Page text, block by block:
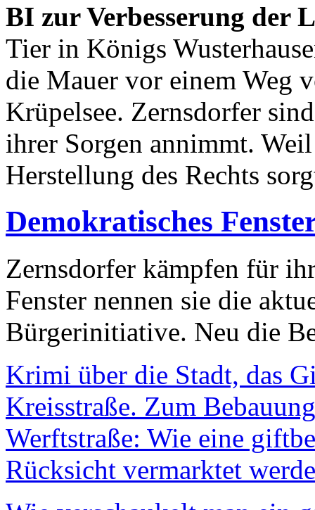
BI zur Verbesserung der
Tier in Königs
die Mauer vor einem Weg
Krüpelsee. Zernsdorfer
ihrer Sorgen annimmt.
Herstellung des Rechts
Demokratisches
Zernsdorfer kämpfen für
Fenster nennen sie die
Bürgerinitiative. Neu die
Krimi über die Stadt, das
Kreisstraße. Zum
Werftstraße: Wie eine
Rücksicht vermarktet